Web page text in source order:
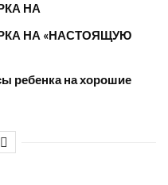
НА
НА «НАСТОЯЩУЮ
ребенка на хорошие